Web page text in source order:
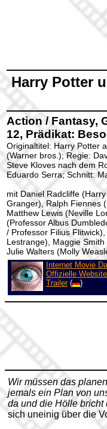
Harry Potter
Action / Fantasy,
12, Prädikat:
Originaltitel: Harry Potter
(Warner bros.); Regie:
Steve Kloves nach dem
Eduardo Serra; Schnitt:
mit Daniel Radcliffe
Granger), Ralph Fiennes
Matthew Lewis (Neville
(Professor Albus
/ Professor Filius
Lestrange), Maggie
Julie Walters (Molly
Internet Movie
Offizielle Website
Trailer( )
Wir müssen das
jemals ein Plan von
da und die Hölle bricht
sich uneinig über die